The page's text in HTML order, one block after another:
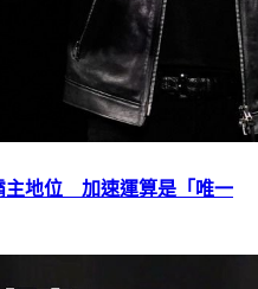
主地位 加速運算是「唯一